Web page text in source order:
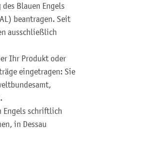
Blauen Engels
beantragen. Seit
ausschließlich
Ihr Produkt oder
eingetragen: Sie
Engels schriftlich
in Dessau